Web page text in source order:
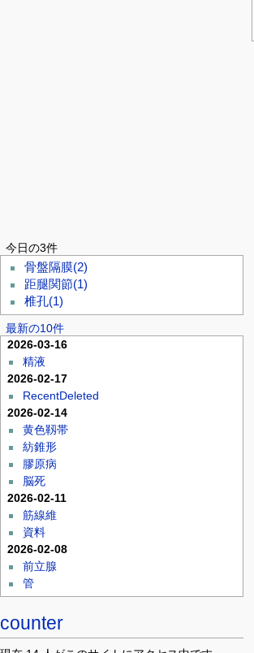
今日の3件
骨盤隔膜(2)
距腿関節(1)
椎孔(1)
最新の10件
2026-03-16
精液
2026-02-17
RecentDeleted
2026-02-14
黄色靱帯
紡錐形
膠原病
脳死
2026-02-11
筋線維
資料
2026-02-08
前立腺
管
counter